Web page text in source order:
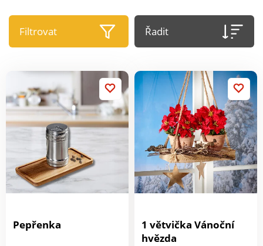
Filtrovat Řadit
Pepřenka
1 větvička Vánoční
hvězda